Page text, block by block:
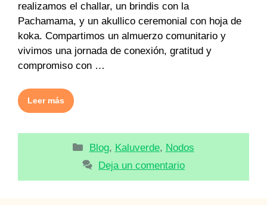
realizamos el challar, un brindis con la
Pachamama, y un akullico ceremonial con hoja de
koka. Compartimos un almuerzo comunitario y
vivimos una jornada de conexión, gratitud y
compromiso con …
Leer más
Categorías
Blog, Kaluverde, Nodos
Deja un comentario